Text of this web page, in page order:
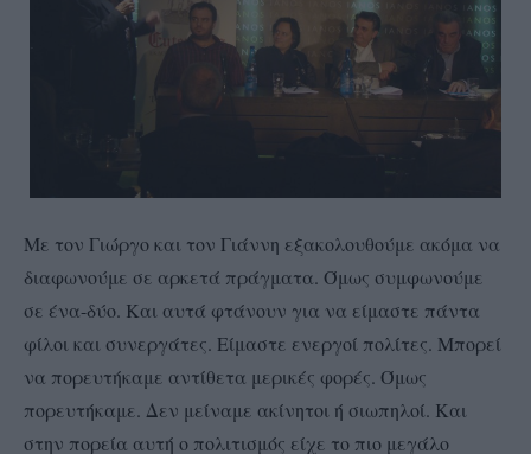
Με τον Γιώργο και τον Γιάννη εξακολουθούμε ακόμα να
διαφωνούμε σε αρκετά πράγματα. Όμως συμφωνούμε
σε ένα-δύο. Και αυτά φτάνουν για να είμαστε πάντα
φίλοι και συνεργάτες. Είμαστε ενεργοί πολίτες. Μπορεί
να πορευτήκαμε αντίθετα μερικές φορές. Όμως
πορευτήκαμε. Δεν μείναμε ακίνητοι ή σιωπηλοί. Και
στην πορεία αυτή ο πολιτισμός είχε το πιο μεγάλο